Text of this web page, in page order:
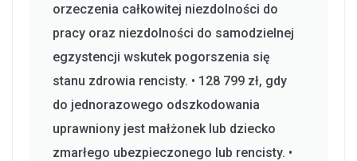
orzeczenia całkowitej niezdolności do
pracy oraz niezdolności do samodzielnej
egzystencji wskutek pogorszenia się
stanu zdrowia rencisty. • 128 799 zł, gdy
do jednorazowego odszkodowania
uprawniony jest małżonek lub dziecko
zmarłego ubezpieczonego lub rencisty. •